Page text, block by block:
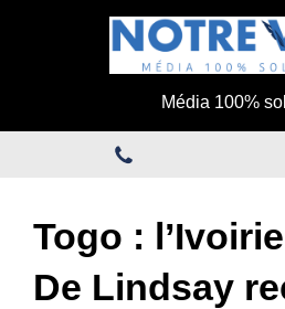
Média 100%
Togo :
De Lindsay